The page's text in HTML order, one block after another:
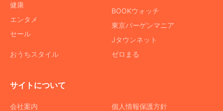
健康
エンタメ
セール
おうちスタイル
BOOKウォッチ
東京バーゲンマニア
Jタウンネット
ゼロまる
サイトについて
会社案内
個人情報保護方針